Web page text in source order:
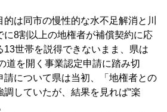
は同市の慢性的な水不足解消と川
に8割以上の地権者が補償契約に応
13世帯を説得できないまま、県は
道を開く事業認定申請に踏み切
請について県は当初、「地権者との
していたが、結果を見れば“楽